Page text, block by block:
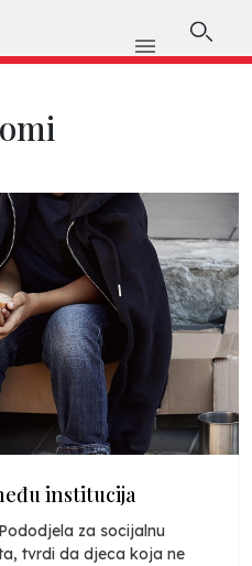
institucija
za socijalnu
tvrdi da djeca koja ne